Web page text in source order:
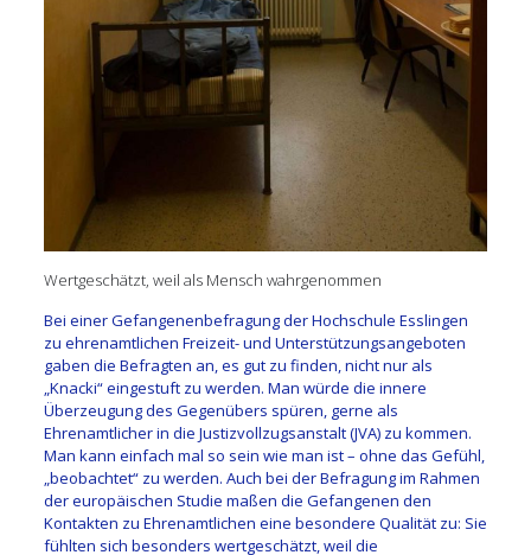
Wertgeschätzt, weil als Mensch wahrgenommen
Bei einer Gefangenenbefragung der Hochschule Esslingen
zu ehrenamtlichen Freizeit- und Unterstützungsangeboten
gaben die Befragten an, es gut zu finden, nicht nur als
„Knacki“ eingestuft zu werden. Man würde die innere
Überzeugung des Gegenübers spüren, gerne als
Ehrenamtlicher in die Justizvollzugsanstalt (JVA) zu kommen.
Man kann einfach mal so sein wie man ist – ohne das Gefühl,
„beobachtet“ zu werden. Auch bei der Befragung im Rahmen
der europäischen Studie maßen die Gefangenen den
Kontakten zu Ehrenamtlichen eine besondere Qualität zu: Sie
fühlten sich besonders wertgeschätzt, weil die